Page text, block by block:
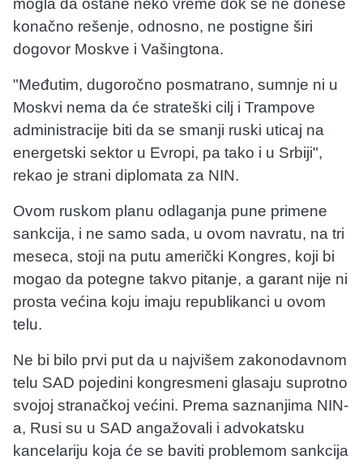
mogla da ostane neko vreme dok se ne donese
konačno rešenje, odnosno, ne postigne širi
dogovor Moskve i Vašingtona.
"Međutim, dugoročno posmatrano, sumnje ni u
Moskvi nema da će strateški cilj i Trampove
administracije biti da se smanji ruski uticaj na
energetski sektor u Evropi, pa tako i u Srbiji",
rekao je strani diplomata za NIN.
Ovom ruskom planu odlaganja pune primene
sankcija, i ne samo sada, u ovom navratu, na tri
meseca, stoji na putu američki Kongres, koji bi
mogao da potegne takvo pitanje, a garant nije ni
prosta većina koju imaju republikanci u ovom
telu.
Ne bi bilo prvi put da u najvišem zakonodavnom
telu SAD pojedini kongresmeni glasaju suprotno
svojoj stranačkoj većini. Prema saznanjima NIN-
a, Rusi su u SAD angažovali i advokatsku
kancelariju koja će se baviti problemom sankcija